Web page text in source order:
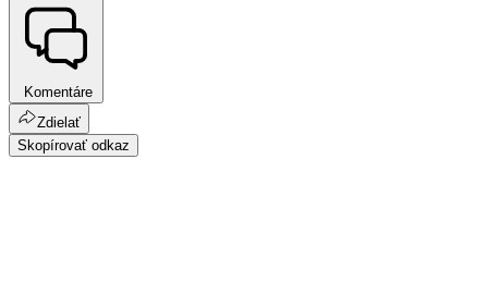
Komentáre
Zdielať
Skopírovať odkaz